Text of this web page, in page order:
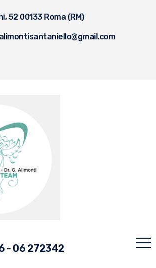
52 00133 Roma (RM)
- 06 272342